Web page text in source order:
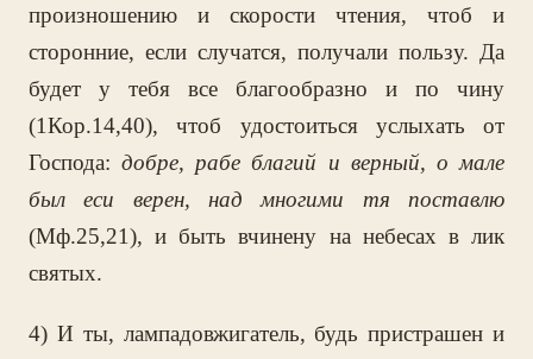
произношению и скорости чтения, чтоб и
сторонние, если случатся, получали пользу. Да
будет у тебя все благообразно и по чину
(1Кор.14,40), чтоб удостоиться услыхать от
Господа:добре, рабе благий и верный, о мале
был еси верен, над многими тя поставлю
(Мф.25,21), и быть вчинену на небесах в лик
святых.
4) И ты, лампадовжигатель, будь пристрашен и